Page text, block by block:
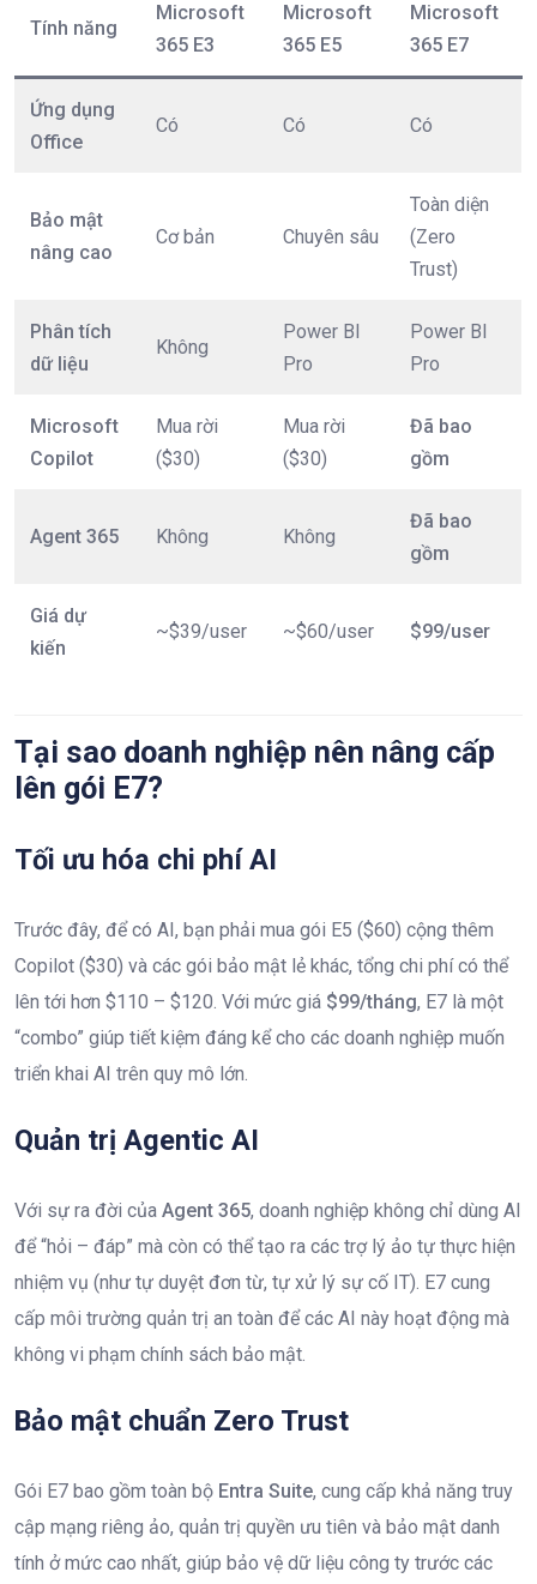
Tính năng
Microsoft
365 E3
Microsoft
365 E5
Microsoft
365 E7
Ứng dụng
Office
Có Có Có
Bảo mật
nâng cao
Cơ bản Chuyên sâu
Toàn diện
(Zero
Trust)
Phân tích
dữ liệu
Không
Power BI
Pro
Power BI
Pro
Microsoft
Copilot
Mua rời
($30)
Mua rời
($30)
Đã bao
gồm
Agent 365 Không Không
Đã bao
gồm
Giá dự
kiến
~$39/user ~$60/user $99/user
Tại sao doanh nghiệp nên nâng cấp
lên gói E7?
Tối ưu hóa chi phí AI
Trước đây, để có AI, bạn phải mua gói E5 ($60) cộng thêm
Copilot ($30) và các gói bảo mật lẻ khác, tổng chi phí có thể
lên tới hơn $110 – $120. Với mức giá $99/tháng, E7 là một
“combo” giúp tiết kiệm đáng kể cho các doanh nghiệp muốn
triển khai AI trên quy mô lớn.
Quản trị Agentic AI
Với sự ra đời của Agent 365, doanh nghiệp không chỉ dùng AI
để “hỏi – đáp” mà còn có thể tạo ra các trợ lý ảo tự thực hiện
nhiệm vụ (như tự duyệt đơn từ, tự xử lý sự cố IT). E7 cung
cấp môi trường quản trị an toàn để các AI này hoạt động mà
không vi phạm chính sách bảo mật.
Bảo mật chuẩn Zero Trust
Gói E7 bao gồm toàn bộ Entra Suite, cung cấp khả năng truy
cập mạng riêng ảo, quản trị quyền ưu tiên và bảo mật danh
tính ở mức cao nhất, giúp bảo vệ dữ liệu công ty trước các